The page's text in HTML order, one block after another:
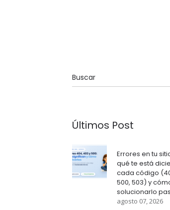
Últimos Post
Errores en tu
qué te está
cada código
500, 503) y
solucionarlo
agosto 07, 2026